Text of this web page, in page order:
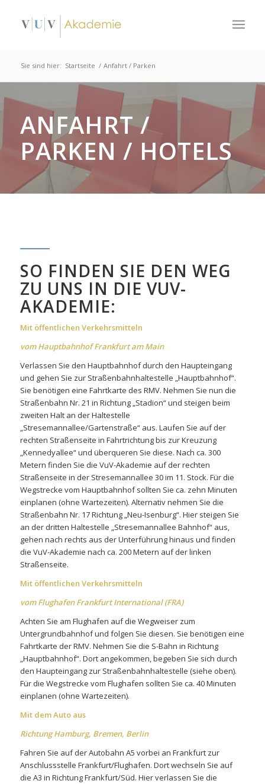
Sie sind hier: Startseite / Anfahrt / Parken
ANFAHRT /
PARKEN / HOTELS
SO FINDEN SIE DEN WEG
ZU UNS IN DIE VUV-
AKADEMIE:
Mit öffentlichen Verkehrsmitteln
vom Hauptbahnhof Frankfurt am Main
Verlassen Sie den Hauptbahnhof durch den Haupteingang
und gehen Sie zur Straßenbahnhaltestelle „Hauptbahnhof“.
Sie benötigen eine Fahrtkarte des RMV. Nehmen Sie nun die
Straßenbahn Nr. 21 in Richtung „Stadion“ und steigen beim
zweiten Halt an der Haltestelle
„Stresemannallee/Gartenstraße“ aus. Laufen Sie auf der
rechten Straßenseite in Fahrtrichtung bis zur Kreuzung
„Kennedyallee“ und überqueren Sie diese. Nach ca. 300
Metern finden Sie die VuV-Akademie auf der rechten
Straßenseite in der Stresemannallee 30 im 11. Stock. Für die
Wegstrecke vom Hauptbahnhof sollten Sie ca. zehn Minuten
einplanen (ohne Wartezeiten). Alternativ nehmen Sie die
Straßenbahn Nr. 17 Richtung „Neu-Isenburg“. Hier steigen Sie
an der dritten Haltestelle „Stresemannallee Bahnhof“ aus,
gehen nach rechts aus der Unterführung hinaus und finden
die VuV-Akademie nach ca. 200 Metern auf der linken
Straßenseite.
Mit öffentlichen Verkehrsmitteln
vom Flughafen Frankfurt International (FRA)
Achten Sie am Flughafen auf die Wegweiser zum
Untergrundbahnhof und folgen Sie diesen. Sie benötigen eine
Fahrtkarte der RMV. Nehmen Sie die S-Bahn in Richtung
„Hauptbahnhof“. Dort angekommen, begeben Sie sich durch
den Haupteingang zur Straßenbahnhaltestelle (siehe oben).
Für die Wegstrecke vom Flughafen sollten Sie ca. 40 Minuten
einplanen (ohne Wartezeiten).
Mit dem Auto aus
Richtung Hamburg, Bremen, Berlin
Fahren Sie auf der Autobahn A5 vorbei an Frankfurt zur
Anschlussstelle Frankfurt/Flughafen. Dort wechseln Sie auf
die A3 in Richtung Frankfurt/Süd. Hier verlassen Sie die